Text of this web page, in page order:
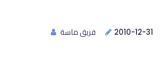
فريق ماسة 2010-12-31